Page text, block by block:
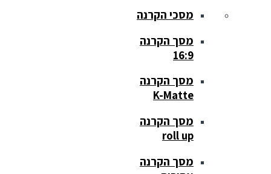
מסכי הקרנה
מסך הקרנה
16:9
מסך הקרנה
K-Matte
מסך הקרנה
roll up
מסך הקרנה